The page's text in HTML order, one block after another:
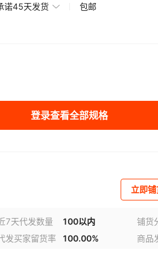
诺45天发货 包邮
登录查看全部规格
立即铺
7天代发数量 100以内 铺货
发买家留货率
100.00% 商品